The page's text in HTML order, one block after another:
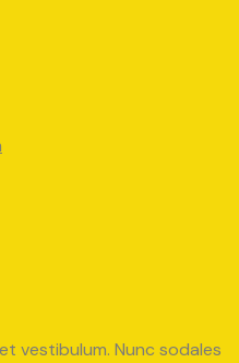
vestibulum. Nunc sodales